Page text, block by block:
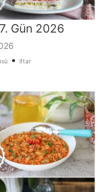
Gün 2026
• iftar